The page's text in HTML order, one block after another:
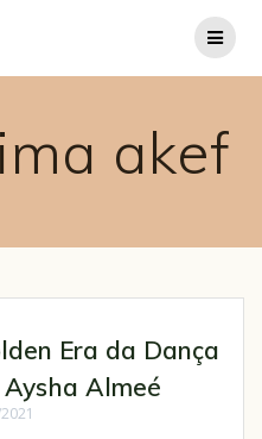
akef
Era da Dança
Almeé